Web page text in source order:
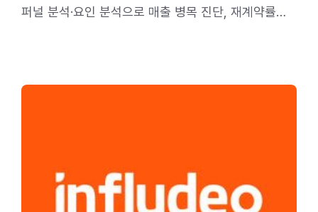
퍼널 분석·요인 분석으로 매출 병목 진단, 재계약률